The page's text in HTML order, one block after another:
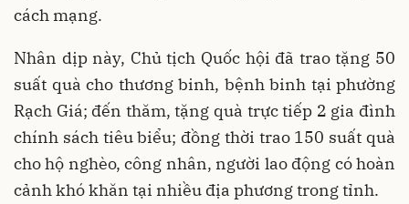
cách mạng.
Nhân dịp này, Chủ tịch Quốc hội đã trao tặng 50
suất quà cho thương binh, bệnh binh tại phường
Rạch Giá; đến thăm, tặng quà trực tiếp 2 gia đình
chính sách tiêu biểu; đồng thời trao 150 suất quà
cho hộ nghèo, công nhân, người lao động có hoàn
cảnh khó khăn tại nhiều địa phương trong tỉnh.